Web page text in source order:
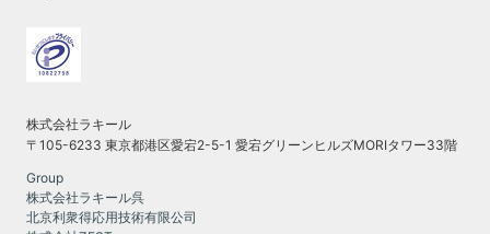
株式会社ラキール
〒105-6233 東京都港区愛宕2-5-1 愛宕グリーンヒルズMORIタワー33階
Group
株式会社ラキール呉
北京利衆得応用技術有限公司